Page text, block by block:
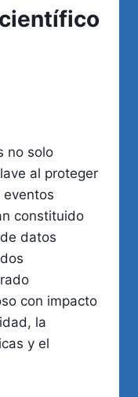
no solo
al proteger
constituido
datos
con impacto
la
y el